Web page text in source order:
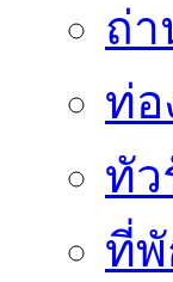
ถ่า
ท่อ
ทัว
ที่พั